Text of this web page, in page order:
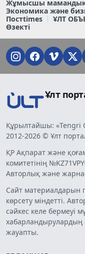
Жұмысшы
Экономика және
Постtimes
ҰЛТ
Өзекті
Ұлт
Құрылтайшы: «Tengri
2012-2026 © Ұлт
ҚР Ақпарат және
комитетінің
Авторлық және
Сайт материалдарын
көрсету міндетті.
сәйкес келе бермеуі
жауапты.